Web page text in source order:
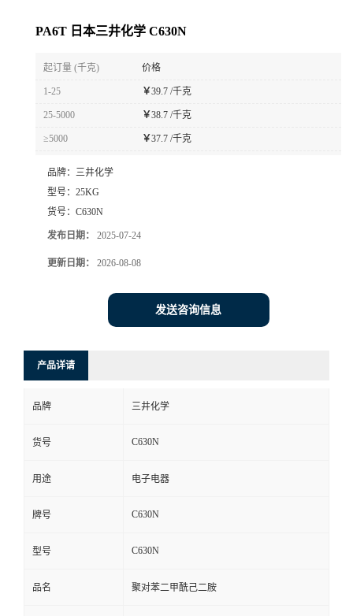
PA6T 日本三井化学 C630N
起订量 (千克) 价格
1-25 ￥39.7 /千克
25-5000 ￥38.7 /千克
≥5000 ￥37.7 /千克
品牌： 三井化学
型号： 25KG
货号： C630N
发布日期： 2025-07-24
更新日期： 2026-08-08
发送咨询信息
产品详请
品牌 三井化学
货号 C630N
用途 电子电器
牌号 C630N
型号 C630N
品名 聚对苯二甲酰己二胺